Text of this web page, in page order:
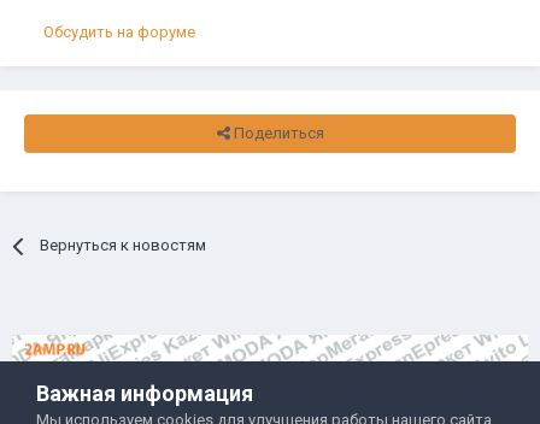
Обсудить на форуме
Поделиться
Вернуться к новостям
Важная информация
Мы используем cookies для улучшения работы нашего сайта,